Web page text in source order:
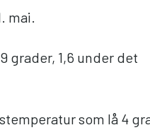
mai.
grader, 1,6 under det
som lå 4